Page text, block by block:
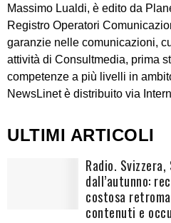
Massimo Lualdi, è edito da
Registro Operatori
garanzie nelle comunicazioni,
attività di Consultmedia, prima
competenze a più livelli in
NewsLinet è distribuito via
ULTIMI ARTICOLI
Radio.
dall’autunno:
costosa
contenuti e